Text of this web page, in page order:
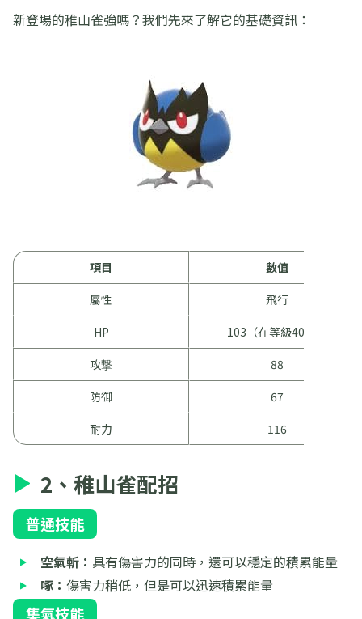
新登場的稚山雀強嗎？我們先來了解它的基礎資訊：
項目
數值
屬性
飛行
HP
103（在等級40時）
攻撃
88
防御
67
耐力
116
2、稚山雀配招
普通技能
空氣斬： 具有傷害力的同時，還可以穩定的積累能量
啄： 傷害力稍低，但是可以迅速積累能量
集氣技能